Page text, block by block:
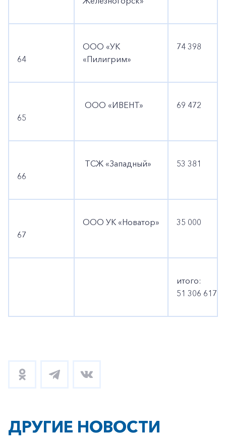
64
ООО «УК
«Пилигрим»
74 398
65
ООО «ИВЕНТ» 69 472
66
ТСЖ «Западный» 53 381
67
ООО УК «Новатор» 35 000
итого:
51 306 617
ДРУГИЕ НОВОСТИ